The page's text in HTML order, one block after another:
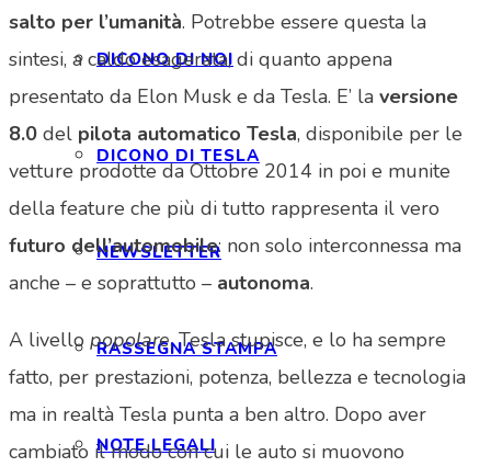
DICONO DI NOI
DICONO DI TESLA
NEWSLETTER
RASSEGNA STAMPA
NOTE LEGALI
salto per l’umanità. Potrebbe essere questa la
sintesi, a caldo esagerata, di quanto appena
presentato da Elon Musk e da Tesla. E’ la versione
8.0 del pilota automatico Tesla, disponibile per le
vetture prodotte da Ottobre 2014 in poi e munite
della feature che più di tutto rappresenta il vero
futuro dell’automobile: non solo interconnessa ma
anche – e soprattutto – autonoma.
A livello popolare, Tesla stupisce, e lo ha sempre
fatto, per prestazioni, potenza, bellezza e tecnologia
ma in realtà Tesla punta a ben altro. Dopo aver
cambiato il modo con cui le auto si muovono